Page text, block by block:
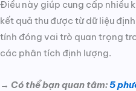
Điều này giúp cung cấp nhiều
kết quả thu được từ dữ liệu
tính đóng vai trò quan trọng
các phân tích định lượng.
→ Có thể bạn quan tâm:5